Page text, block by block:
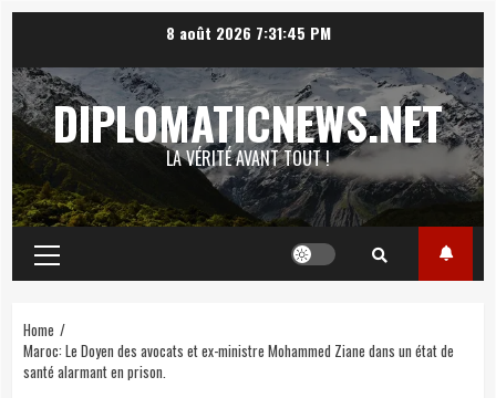
content
8 août 2026 7:31:46 PM
DIPLOMATICNEWS.NET
LA VÉRITÉ AVANT TOUT !
Primary
Menu
Home
Maroc: Le Doyen des avocats et ex-ministre Mohammed Ziane dans un état de
santé alarmant en prison.